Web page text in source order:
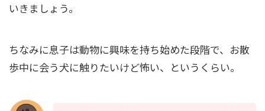
いきましょう。
ちなみに息子は動物に興味を持ち始めた段階で、お散
歩中に会う犬に触りたいけど怖い、というくらい。